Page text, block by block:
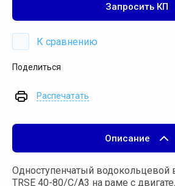
Запросить КП
К сравнению
Поделиться
Распечатать
Описание
Одноступенчатый водокольцевой
TRSE 40-80/С/А3 на раме с